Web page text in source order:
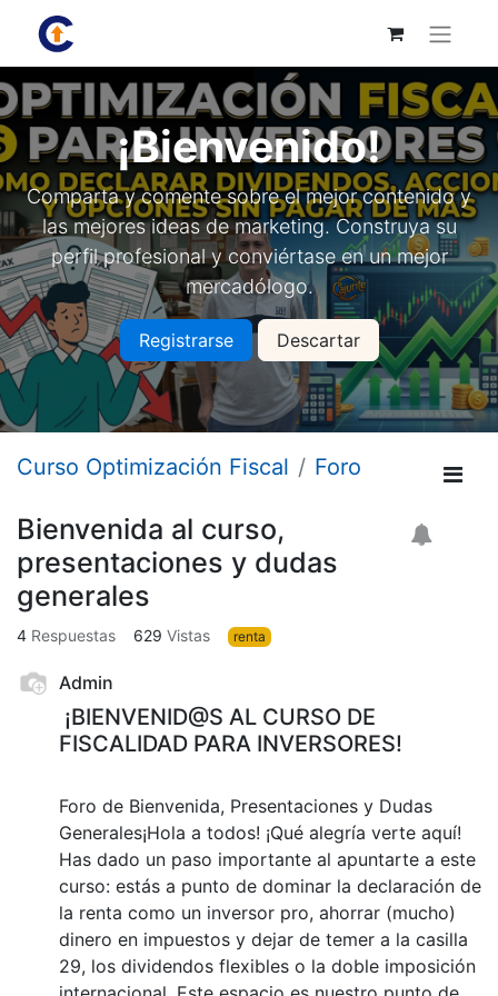
¡Bienvenido!
Comparta y comente sobre el mejor contenido y
las mejores ideas de marketing. Construya su
perfil profesional y conviértase en un mejor
mercadólogo.
Registrarse Descartar
Curso Optimización Fiscal Foro
Bienvenida al curso,
presentaciones y dudas
generales
4 Respuestas 629 Vistas renta
Admin
¡BIENVENID@S AL CURSO DE
FISCALIDAD PARA INVERSORES!
Foro de Bienvenida, Presentaciones y Dudas
Generales¡Hola a todos! ¡Qué alegría verte aquí!
Has dado un paso importante al apuntarte a este
curso: estás a punto de dominar la declaración de
la renta como un inversor pro, ahorrar (mucho)
dinero en impuestos y dejar de temer a la casilla
29, los dividendos flexibles o la doble imposición